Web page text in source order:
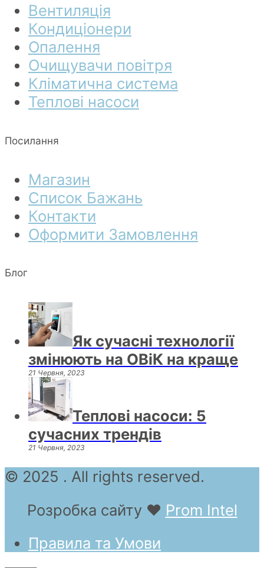
Вентиляція
Кондиціонери
Опалення
Очищувачи повітря
Кліматична система
Теплові насоси
Посилання
Магазин
Список Бажань
Контакти
Оформити Замовлення
Блог
Як сучасні технології
змінюють на ОВіК на краще
21 Червня, 2023
Теплові насоси: 5
сучасних трендів
21 Червня, 2023
© 2025 . All rights reserved.
Розробка сайту ❤ Prom Intel
Правила та Умови